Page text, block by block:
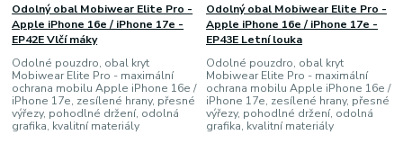
Odolný obal Mobiwear Elite Pro -
Apple iPhone 16e / iPhone 17e -
EP42E Vlčí máky
Odolné pouzdro, obal kryt
Mobiwear Elite Pro - maximální
ochrana mobilu Apple iPhone 16e /
iPhone 17e, zesílené hrany, přesné
výřezy, pohodlné držení, odolná
grafika, kvalitní materiály
Odolný obal Mobiwear Elite Pro -
Apple iPhone 16e / iPhone 17e -
EP43E Letní louka
Odolné pouzdro, obal kryt
Mobiwear Elite Pro - maximální
ochrana mobilu Apple iPhone 16e /
iPhone 17e, zesílené hrany, přesné
výřezy, pohodlné držení, odolná
grafika, kvalitní materiály